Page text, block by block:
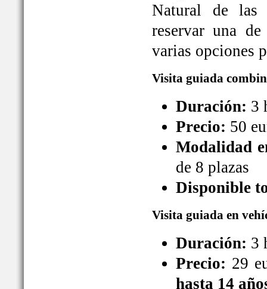
Natural de las
reservar una
varias opciones
Visita guiada
Duración: 3
Precio: 50
Modalidad
de 8 plazas
Disponible
Visita guiada en
Duración: 3
Precio: 29
hasta 14